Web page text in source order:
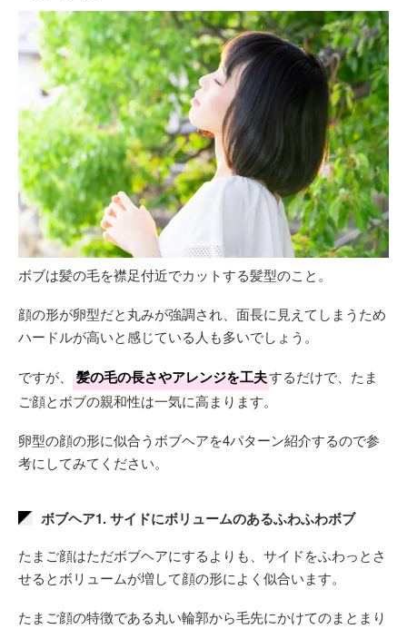
ボブは髪の毛を襟足付近でカットする髪型のこと。
顔の形が卵型だと丸みが強調され、面長に見えてしまうため
ハードルが高いと感じている人も多いでしょう。
ですが、 髪の毛の長さやアレンジを工夫するだけで、たま
ご顔とボブの親和性は一気に高まります。
卵型の顔の形に似合うボブヘアを4パターン紹介するので参
考にしてみてください。
ボブヘア1. サイドにボリュームのあるふわふわボブ
たまご顔はただボブヘアにするよりも、サイドをふわっとさ
せるとボリュームが増して顔の形によく似合います。
たまご顔の特徴である丸い輪郭から毛先にかけてのまとまり